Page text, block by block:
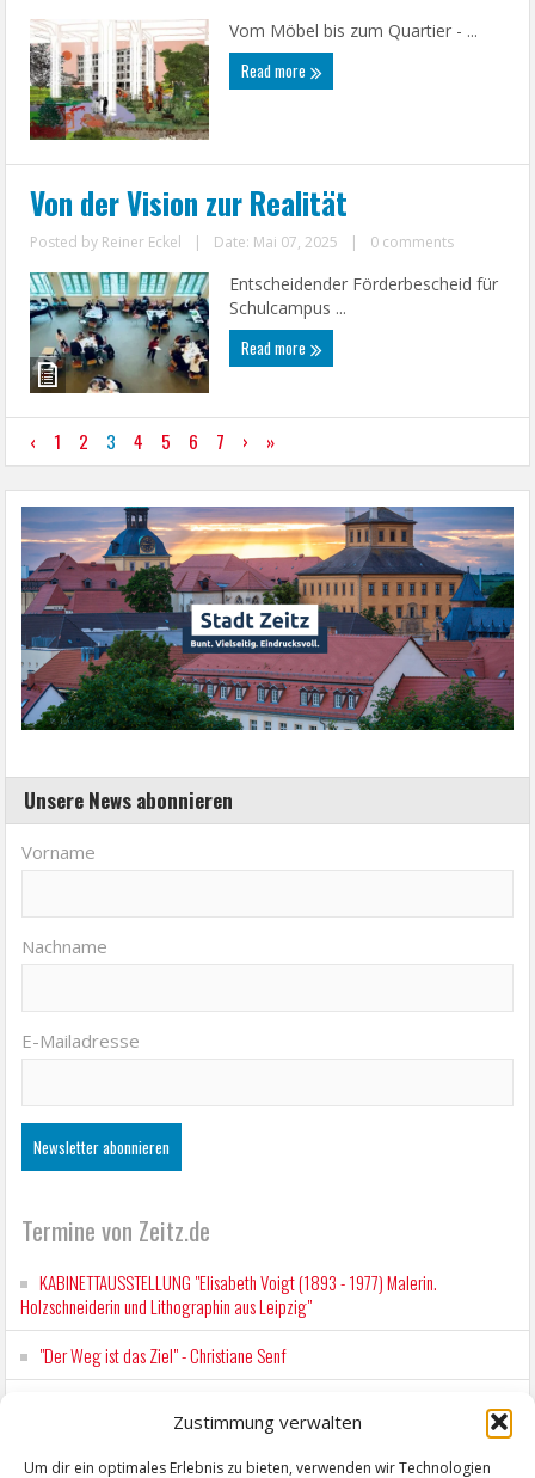
Zustimmung verwalten
Um dir ein optimales Erlebnis zu bieten, verwenden wir Technologien
Vom Möbel bis zum Quartier - ...
Read more
Von der Vision zur Realität
Posted by Reiner Eckel | Date: Mai 07, 2025 | 0 comments
Entscheidender Förderbescheid für
Schulcampus ...
Read more
‹ 1 2 3 4 5 6 7 › »
Unsere News abonnieren
Vorname
Nachname
E-Mailadresse
Termine von Zeitz.de
KABINETTAUSSTELLUNG "Elisabeth Voigt (1893 - 1977) Malerin.
Holzschneiderin und Lithographin aus Leipzig"
"Der Weg ist das Ziel" - Christiane Senf